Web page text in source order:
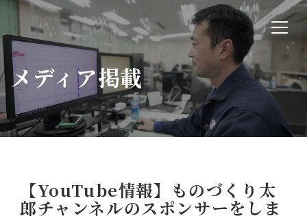
メディア掲載
【YouTube情報】ものづくり太
郎チャンネルのスポンサーをしま